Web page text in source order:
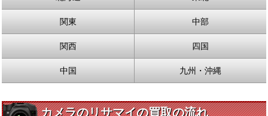
関東 中部
関西 四国
中国 九州・沖縄